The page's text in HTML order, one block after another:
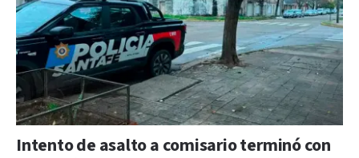
Intento de asalto a comisario terminó con